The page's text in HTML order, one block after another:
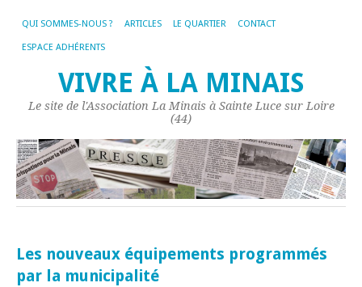
QUI SOMMES-NOUS ? ARTICLES LE QUARTIER CONTACT
ESPACE ADHÉRENTS
VIVRE À LA MINAIS
Le site de l'Association La Minais à Sainte Luce sur Loire
(44)
Les nouveaux équipements programmés
par la municipalité